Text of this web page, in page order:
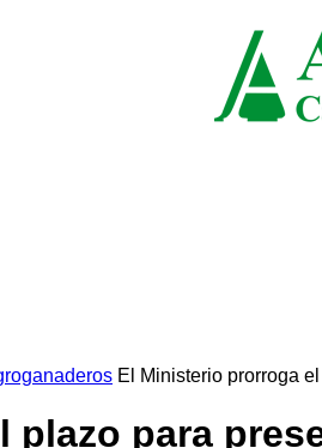
El Ministerio prorroga
para